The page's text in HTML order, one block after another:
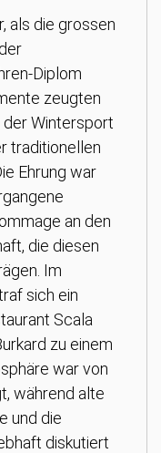
als die grossen
Diplom
zeugten
Wintersport
traditionellen
Ehrung war
an den
die diesen
Im
sich ein
Scala
zu einem
war von
während alte
und die
diskutiert